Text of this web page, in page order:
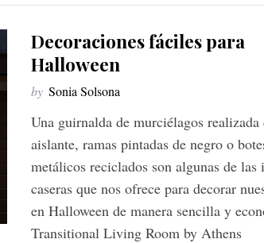
Decoraciones fáciles para
Halloween
by Sonia Solsona
Una guirnalda de murciélagos
aislante, ramas pintadas de negro o
metálicos reciclados son algunas de las
caseras que nos ofrece para decorar
en Halloween de manera sencilla y
Transitional Living Room by Athens